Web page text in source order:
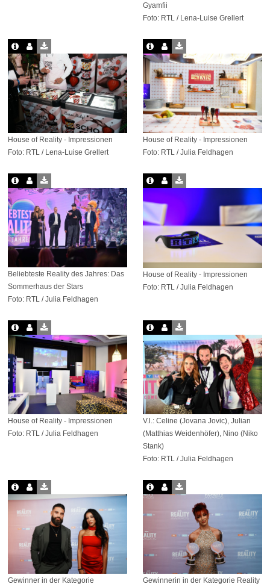
Gyamfii
Foto: RTL / Lena-Luise Grellert
House of Reality - Impressionen
Foto: RTL / Lena-Luise Grellert
House of Reality - Impressionen
Foto: RTL / Julia Feldhagen
Beliebteste Reality des Jahres: Das
Sommerhaus der Stars
Foto: RTL / Julia Feldhagen
House of Reality - Impressionen
Foto: RTL / Julia Feldhagen
House of Reality - Impressionen
Foto: RTL / Julia Feldhagen
V.l.: Celine (Jovana Jovic), Julian
(Matthias Weidenhöfer), Nino (Niko
Stank)
Foto: RTL / Julia Feldhagen
Gewinner in der Kategorie
Gewinnerin in der Kategorie Reality